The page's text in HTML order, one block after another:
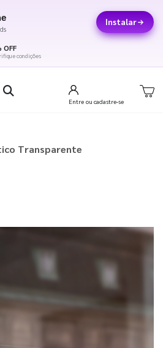
Instalar
OFF
condições
Entre ou cadastre-se
Transparente